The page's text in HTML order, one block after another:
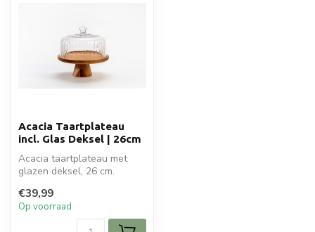
Acacia Taartplateau
incl. Glas Deksel | 26cm
Acacia taartplateau met
glazen deksel, 26 cm.
optimale v...
€39,99
Op voorraad